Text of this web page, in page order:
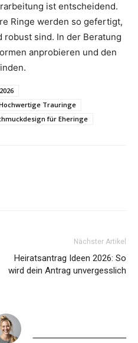
ist entscheidend.
Ringe werden so gefertigt,
robust sind. In der Beratung
anprobieren und den
Trauringe
für Eheringe
Nächster Artikel
Heiratsantrag Ideen 2026: So
wird dein Antrag unvergesslich